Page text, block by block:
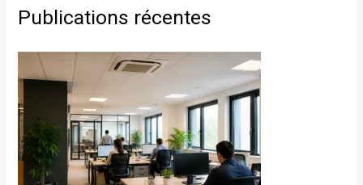
Publications récentes